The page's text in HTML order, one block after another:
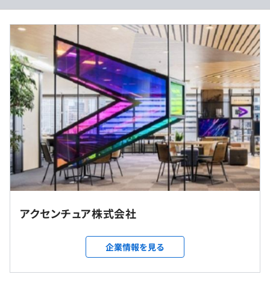
【事業概要】
デジタル、クラウドおよびセキュリティ領域において卓越
した能力で世界をリードするプロフェッショナル サービ
ス企業です。40を超える業界の比類のなき知見、経験と専
門スキルを組み合わせ、ストラテジー＆コンサルティン
グ、テクノロジー、オペレーションズ、インダストリー
X、アクセンチュア ソングの領域で、世界最大の先端テク
ノロジーセンターとインテリジェントオペレーションセン
ターのネットワークを活用して提供しています。
東京
（※想定年収は年収提示額を保証するものではありません）
フレックスタイム制度 （コアタイムなし）
1日の標準勤務時間 8時間00分
標準勤務時間帯9:00～18:00"
休憩時間：休憩60分
平均残業時間：1日平均1時間程度 ※管理職未満
完全週休 2 日制(土日)、祝日
アクセンチュア株式会社
企業情報を見る